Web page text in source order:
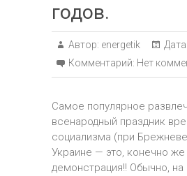
годов.
Автор: energetik Дата:
Комментарий: Нет
Самое популярное
всенародный праздник
социализма (при
Украине — это, конечно же
демонстрация!! Обычно,